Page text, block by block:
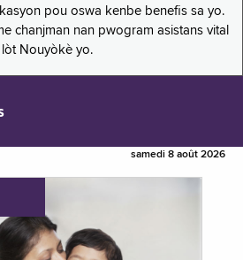
pou oswa kenbe benefis sa yo.
chanjman nan pwogram asistans vital
Nouyòkè yo.
samedi 8 août 2026